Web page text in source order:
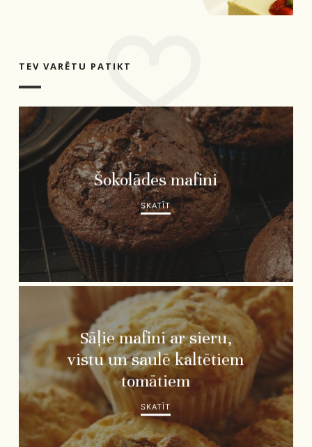
TEV VARĒTU PATIKT
Šokolādes mafini
SKATĪT
Sāļie mafini ar sieru,
vistu un saulē kaltētiem
tomātiem
SKATĪT